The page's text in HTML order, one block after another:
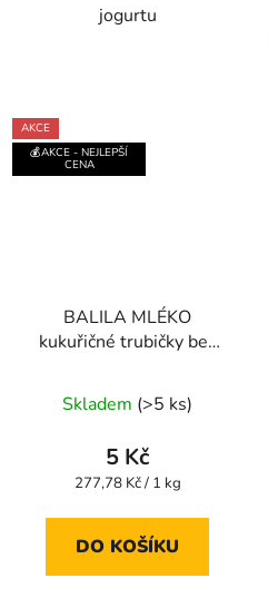
jogurtu
AKCE
💰AKCE - NEJLEPŠÍ
CENA
BALILA MLÉKO
kukuřičné trubičky bez
hodnocení
produktu
je
z
Skladem (>5 ks)
5 Kč
Měrná
277,78 Kč / 1 kg
DO KOŠÍKU